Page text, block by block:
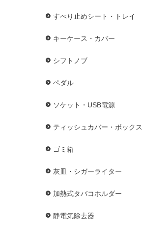
すべり止めシート・トレイ
キーケース・カバー
シフトノブ
ペダル
ソケット・USB電源
ティッシュカバー・ボックス
ゴミ箱
灰皿・シガーライター
加熱式タバコホルダー
静電気除去器